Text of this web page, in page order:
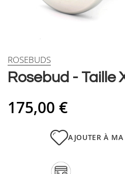
Skip
the
the
Rosebud - Taille
ROSEBUDS
175,00 €
AJOUTER À MA